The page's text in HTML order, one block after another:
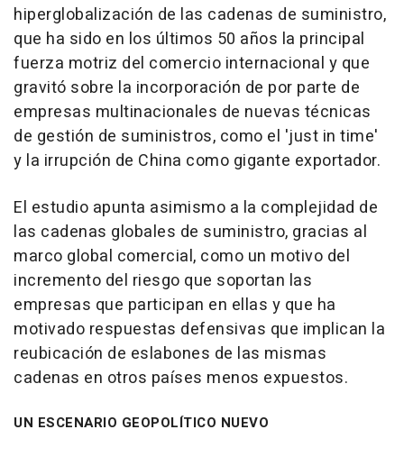
hiperglobalización de las cadenas de suministro,
que ha sido en los últimos 50 años la principal
fuerza motriz del comercio internacional y que
gravitó sobre la incorporación de por parte de
empresas multinacionales de nuevas técnicas
de gestión de suministros, como el 'just in time'
y la irrupción de China como gigante exportador.
El estudio apunta asimismo a la complejidad de
las cadenas globales de suministro, gracias al
marco global comercial, como un motivo del
incremento del riesgo que soportan las
empresas que participan en ellas y que ha
motivado respuestas defensivas que implican la
reubicación de eslabones de las mismas
cadenas en otros países menos expuestos.
UN ESCENARIO GEOPOLÍTICO NUEVO